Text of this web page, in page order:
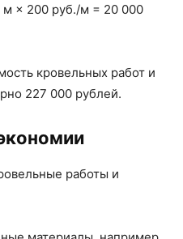
× 200 руб./м = 20 000
кровельных работ и
227 000 рублей.
работы и